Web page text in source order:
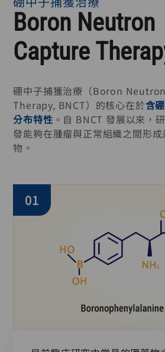
Boron Neutron
Capture
硼中子捕獲治療（Boron
Therapy, BNCT）的核心在於含
分布特性 。自 BNCT 發展以來，
發能夠在腫瘤與正常組織之間形
物。
01